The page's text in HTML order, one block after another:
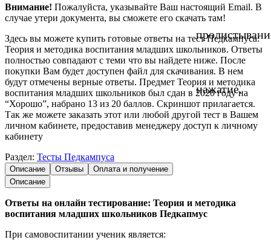
нажатие.
Внимание! Пожалуйста, указывайте Ваш настоящий Email. В
случае утери документа, вы сможете его скачать там!
Здесь вы можете купить готовые ответы на тест Педкампуса:
Теория и методика воспитания младших школьников. Ответы
полностью совпадают с теми что вы найдете ниже. После
покупки Вам будет доступен файл для скачивания. В нем
будут отмечены верные ответы. Предмет Теория и методика
воспитания младших школьников был сдан в 2020 году на
“Хорошо”, набрано 13 из 20 баллов. Скриншот прилагается.
Так же можете заказать этот или любой другой тест в Вашем
личном кабинете, предоставив менеджеру доступ к личному
кабинету
Раздел: Тесты Педкампуса
Описание Отзывы
Оплата и получение
Описание
Ответы на онлайн тестирование: Теория и методика
воспитания младших школьников Педкапмус
При самовоспитании ученик является: